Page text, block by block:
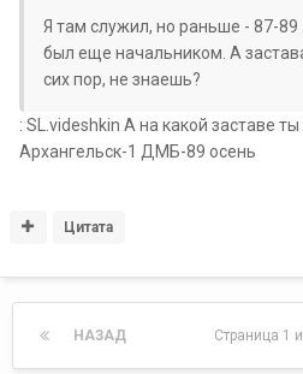
Я там служил, но раньше - 87-
был еще начальником. А
сих пор, не знаешь?
: SL.videshkin А на какой заставе
Архангельск-1 ДМБ-89 осень
Цитата
НАЗАД Страница 1